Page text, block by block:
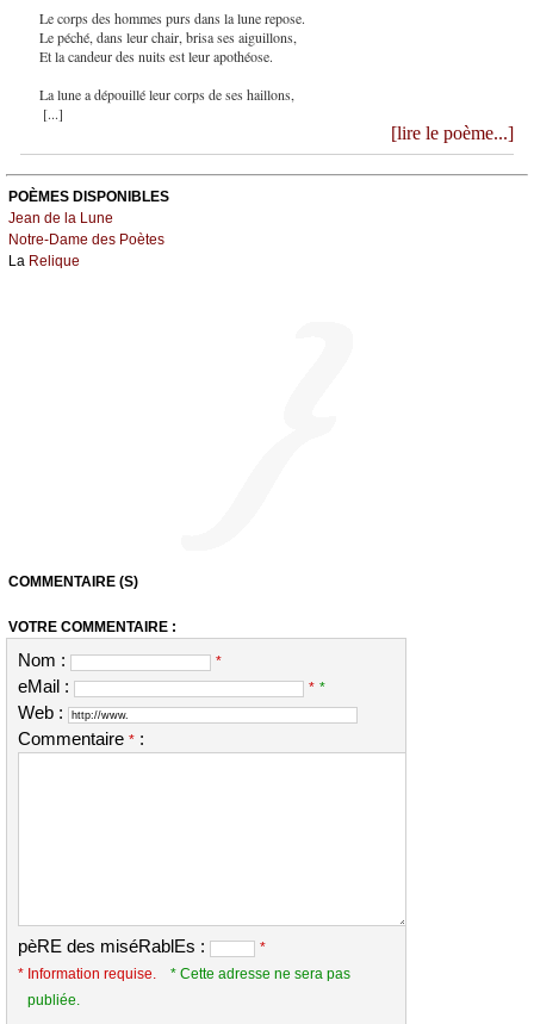
Le corps des hommes purs dans la lune repose.
Le péché, dans leur chair, brisa ses aiguillons,
Et la candeur des nuits est leur apothéose.
La lune a dépouillé leur corps de ses haillons,
[...]
[lire le poème...]
POÈMES DISPONIBLES
Jean de la Lune
Notre-Dame des Poètes
La Relique
COMMENTAIRE (S)
VOTRE COMMENTAIRE :
Nom : *
eMail : * *
Web :
Commentaire * :
pèRE des miséRablEs :
*
* Information requise.
* Cette adresse ne sera pas
publiée.